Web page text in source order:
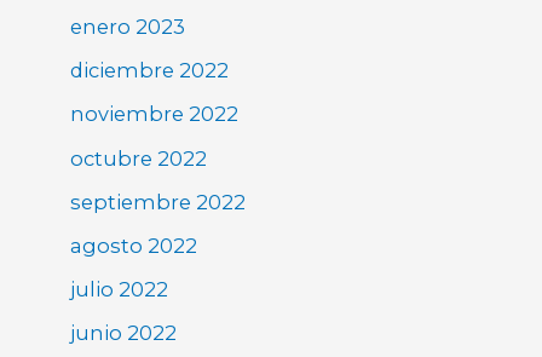
enero 2023
diciembre 2022
noviembre 2022
octubre 2022
septiembre 2022
agosto 2022
julio 2022
junio 2022